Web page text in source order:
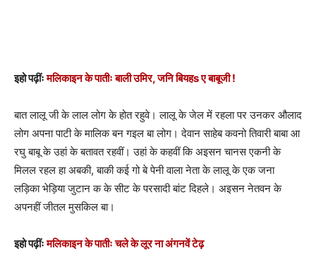
इहो पढ़ींःमलिकाइन के पातीः बाली उमिर, जनि बियहs ए बाबूजी !
बात लालू जी के लाल लोग के होत रहुवे। लालू के जेल में रहला पर उनकर औलाद
लोग अपना पाटी के मालिक बन गइल बा लोग। देवान साहेब कवनो तिवारी बाबा आ
रघु बाबू के उहां के बतावत रहवीं। उहां के कहवीं कि अइसन चानस एकनी के
मिलल रहल हा अबकी, बाकी कई गो बे पेनी वाला नेता के लालू के एक जना
लड़िका भेड़िया जुटान क के सीट के परसादी बांट दिहले। अइसन नेतवन के
अपनहीं जीतल मुसकिल बा।
इहो पढ़ींःमलिकाइन के पातीः चले के लूर ना अंगनवें टेढ़